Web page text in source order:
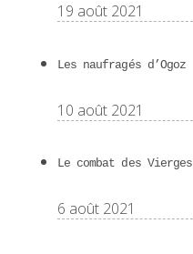
19 août 2021
Les naufragés d’Ogoz
10 août 2021
Le combat des Vierges
6 août 2021